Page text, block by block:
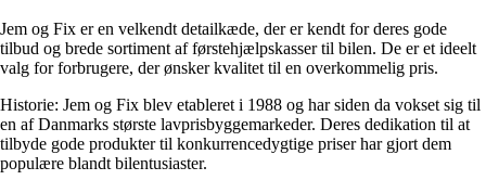
Jem og Fix er en velkendt detailkæde, der er kendt for deres gode
tilbud og brede sortiment af førstehjælpskasser til bilen. De er et ideelt
valg for forbrugere, der ønsker kvalitet til en overkommelig pris.
Historie: Jem og Fix blev etableret i 1988 og har siden da vokset sig til
en af Danmarks største lavprisbyggemarkeder. Deres dedikation til at
tilbyde gode produkter til konkurrencedygtige priser har gjort dem
populære blandt bilentusiaster.